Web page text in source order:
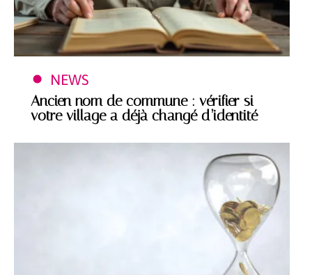
NEWS
Ancien nom de commune : vérifier si
votre village a déjà changé d’identité